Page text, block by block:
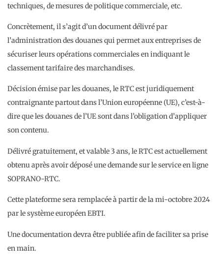
techniques, de mesures de politique commerciale, etc.
Concrètement, il s’agit d’un document délivré par
l’administration des douanes qui permet aux entreprises de
sécuriser leurs opérations commerciales en indiquant le
classement tarifaire des marchandises.
Décision émise par les douanes, le RTC est juridiquement
contraignante partout dans l’Union européenne (UE), c’est-à-
dire que les douanes de l’UE sont dans l’obligation d’appliquer
son contenu.
Délivré gratuitement, et valable 3 ans, le RTC est actuellement
obtenu après avoir déposé une demande sur le service en ligne
SOPRANO-RTC.
Cette plateforme sera remplacée à partir de la mi-octobre 2024
par le système européen EBTI.
Une documentation devra être publiée afin de faciliter sa prise
en main.